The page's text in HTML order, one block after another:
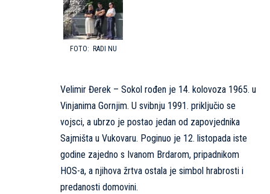
RADI NU
Velimir Đerek – Sokol rođen je 14. kolovoza 1965. u
Vinjanima Gornjim. U svibnju 1991. priključio se
vojsci, a ubrzo je postao jedan od zapovjednika
Sajmišta u Vukovaru. Poginuo je 12. listopada iste
godine zajedno s Ivanom Brdarom, pripadnikom
HOS-a, a njihova žrtva ostala je simbol hrabrosti i
predanosti domovini.